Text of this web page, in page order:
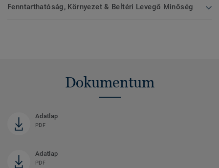
Fenntarthatóság, Környezet & Beltéri Levegő Minőség
Dokumentum
Adatlap
PDF
Adatlap
PDF